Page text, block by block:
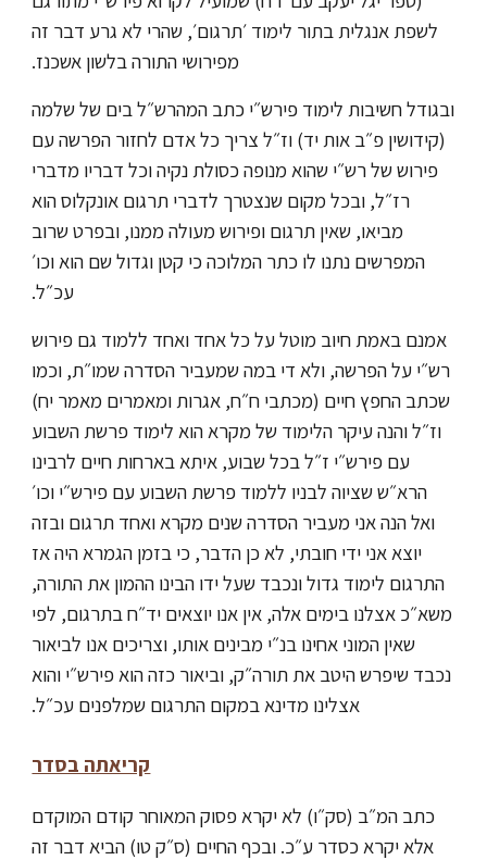
לשפת אנגלית בתור לימוד ׳תרגום׳, שהרי לא גרע דבר זה
מפירושי התורה בלשון אשכנז.
ובגודל חשיבות לימוד פירש״י כתב המהרש״ל בים של שלמה
(קידושין פ״ב אות יד) וז״ל צריך כל אדם לחזור הפרשה עם
פירוש של רש״י שהוא מנופה כסולת נקיה וכל דבריו מדברי
רז״ל, ובכל מקום שנצטרך לדברי תרגום אונקלוס הוא
מביאו, שאין תרגום ופירוש מעולה ממנו, ובפרט שרוב
המפרשים נתנו לו כתר המלוכה כי קטן וגדול שם הוא וכו׳
עכ״ל.
אמנם באמת חיוב מוטל על כל אחד ואחד ללמוד גם פירוש
רש״י על הפרשה, ולא די במה שמעביר הסדרה שמו״ת, וכמו
שכתב החפץ חיים (מכתבי ח״ח, אגרות ומאמרים מאמר יח)
וז״ל והנה עיקר הלימוד של מקרא הוא לימוד פרשת השבוע
עם פירש״י ז״ל בכל שבוע, איתא בארחות חיים לרבינו
הרא״ש שציוה לבניו ללמוד פרשת השבוע עם פירש״י וכו׳
ואל הנה אני מעביר הסדרה שנים מקרא ואחד תרגום ובזה
יוצאאני ידי חובתי, לא כן הדבר, כי בזמן הגמרא היה אז
התרגום לימוד גדול ונכבד שעל ידו הבינו ההמון את התורה,
משא״כ אצלנו בימים אלה, אין אנו יוצאים יד״ח בתרגום, לפי
שאין המוני אחינו בנ״י מבינים אותו, וצריכים אנו לביאור
נכבד שיפרש היטב את תורה״ק, וביאור כזה הואפירש״י והוא
אצלינו מדינא במקום התרגום שמלפנים עכ״ל.
קריאתה בסדר
כתב המ״ב (סק״ו) לא יקרא פסוק המאוחר קודם המוקדם
אלא יקרא כסדר ע״כ. ובכף החיים (ס״ק טו) הביא דבר זה